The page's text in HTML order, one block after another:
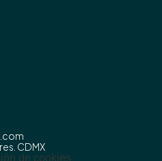
CDMX
de cookies